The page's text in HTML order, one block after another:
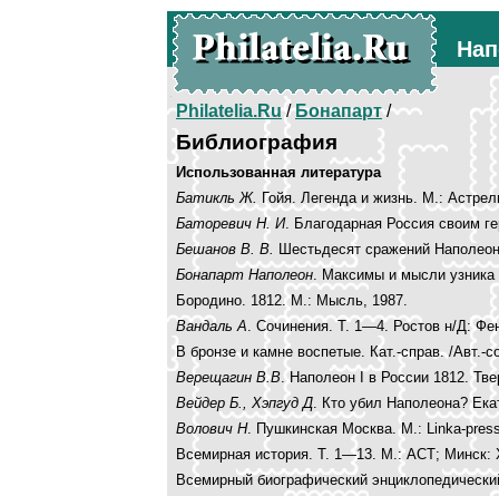
Philatelia.Ru/Бонапарт/
Библиография
Использованная литература
Батикль Ж. Гойя. Легенда и жизнь. М.:
Баторевич Н. И. Благодарная Россия своим
Бешанов В. В. Шестьдесят сражений
Бонапарт Наполеон. Максимы и мысли
Бородино. 1812. М.: Мысль, 1987.
Вандаль А. Сочинения. Т. 1—4. Ростов н/Д:
В бронзе и камне воспетые. Кат.-справ. /
Верещагин В.В. Наполеон I в России 1812.
Вейдер Б., Хэпгуд Д. Кто убил Наполеона?
Волович Н. Пушкинская Москва. М.: Linka-
Всемирная история. Т. 1—13. М.: АСТ; Минск:
Всемирный биографический